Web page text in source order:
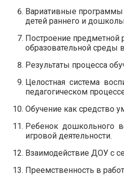
Вариативные программы
детей раннего и
Построение
образовательной среды
Результаты процесса
Целостная система
педагогическом
Обучение как средство
Ребенок дошкольного
игровой деятельности.
Взаимодействие ДОУ с
Преемственность в